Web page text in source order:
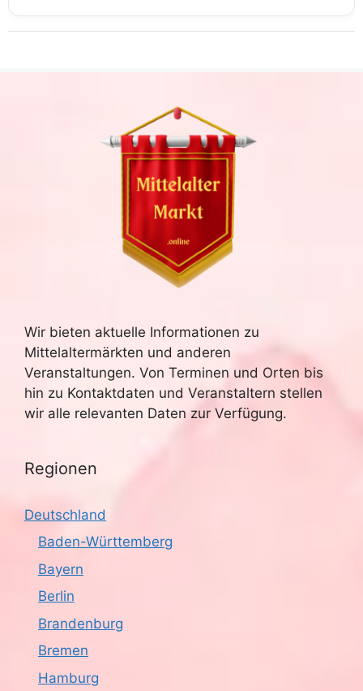
Wir bieten aktuelle Informationen zu
Mittelaltermärkten und anderen
Veranstaltungen. Von Terminen und Orten bis
hin zu Kontaktdaten und Veranstaltern stellen
wir alle relevanten Daten zur Verfügung.
Regionen
Deutschland
Baden-Württemberg
Bayern
Berlin
Brandenburg
Bremen
Hamburg